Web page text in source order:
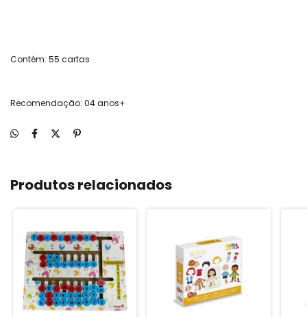
Contém: 55 cartas
Recomendação: 04 anos+
Produtos relacionados